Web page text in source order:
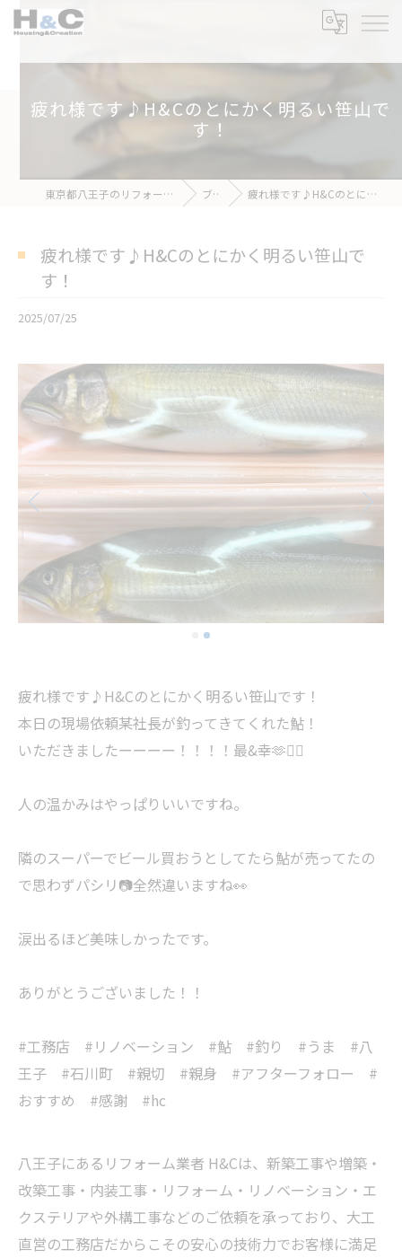
疲れ様です♪H&Cのとにかく明るい笹山で
す！
東京都八王子のリフォームなら株式会社H&C ブログ 疲れ様です♪H&Cのとにかく明るい笹山です！
疲れ様です♪H&Cのとにかく明るい笹山で
す！
2025/07/25
疲れ様です♪H&Cのとにかく明るい笹山です！
本日の現場依頼某社長が釣ってきてくれた鮎！
いただきましたーーーー！！！！最&幸🫶❤️‍🔥
人の温かみはやっぱりいいですね。
隣のスーパーでビール買おうとしてたら鮎が売ってたの
で思わずパシリ📷全然違いますね👀
涙出るほど美味しかったです。
ありがとうございました！！
#工務店 #リノベーション #鮎 #釣り #うま #八
王子 #石川町 #親切 #親身 #アフターフォロー #
おすすめ #感謝 #hc
八王子にあるリフォーム業者 H&Cは、新築工事や増築・
改築工事・内装工事・リフォーム・リノベーション・エ
クステリアや外構工事などのご依頼を承っており、大工
直営の工務店だからこその安心の技術力でお客様に満足